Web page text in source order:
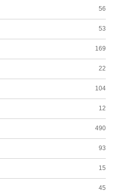
56
53
169
22
104
12
490
93
15
45